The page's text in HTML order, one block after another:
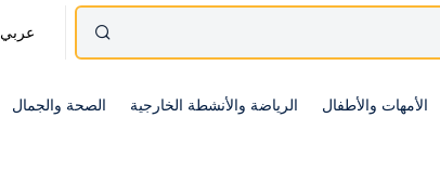
عربي
الأمهات والأطفال الرياضة والأنشطة الخارجية الصحة والجمال